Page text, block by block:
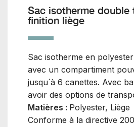
Sac isotherme double
finition liège
Sac isotherme en
avec un compartiment
jusqu´à 6 canettes. Avec
avoir des options de
Matières : Polyester, Liège
Conforme à la directive